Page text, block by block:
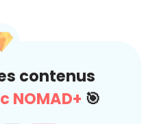
contenus
NOMAD+ 🎯